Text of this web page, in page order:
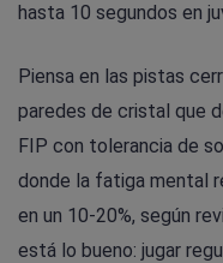
hasta 10 segundos en
Piensa en las pistas
paredes de cristal que
FIP con tolerancia de
donde la fatiga mental
en un 10-20%, según
está lo bueno: jugar